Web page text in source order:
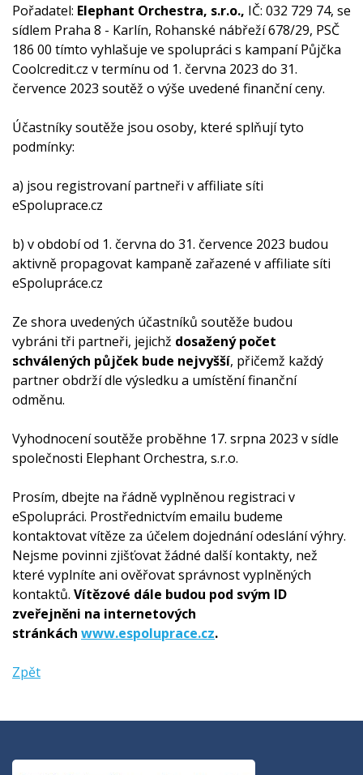
Pořadatel: Elephant Orchestra, s.r.o., IČ: 032 729 74, se
sídlem Praha 8 - Karlín, Rohanské nábřeží 678/29, PSČ
186 00 tímto vyhlašuje ve spolupráci s kampaní Půjčka
Coolcredit.cz v termínu od 1. června 2023 do 31.
července 2023 soutěž o výše uvedené finanční ceny.
Účastníky soutěže jsou osoby, které splňují tyto
podmínky:
a) jsou registrovaní partneři v affiliate síti
eSpoluprace.cz
b) v období od 1. června do 31. července 2023 budou
aktivně propagovat kampaně zařazené v affiliate síti
eSpolupráce.cz
Ze shora uvedených účastníků soutěže budou
vybráni tři partneři, jejichž dosažený počet
schválených půjček bude nejvyšší, přičemž každý
partner obdrží dle výsledku a umístění finanční
odměnu.
Vyhodnocení soutěže proběhne 17. srpna 2023 v sídle
společnosti Elephant Orchestra, s.r.o.
Prosím, dbejte na řádně vyplněnou registraci v
eSpolupráci. Prostřednictvím emailu budeme
kontaktovat vítěze za účelem dojednání odeslání výhry.
Nejsme povinni zjišťovat žádné další kontakty, než
které vyplníte ani ověřovat správnost vyplněných
kontaktů. Vítězové dále budou pod svým ID
zveřejněni na internetových
stránkách www.espoluprace.cz.
Zpět